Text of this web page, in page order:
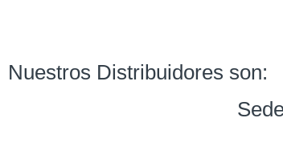
Nuestros Distribuidores son: